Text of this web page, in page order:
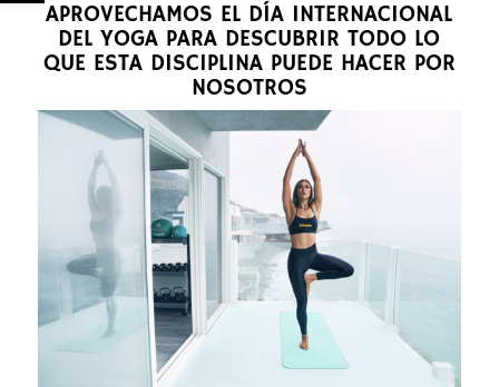
APROVECHAMOS EL DÍA INTERNACIONAL
DEL YOGA PARA DESCUBRIR TODO LO
QUE ESTA DISCIPLINA PUEDE HACER POR
NOSOTROS